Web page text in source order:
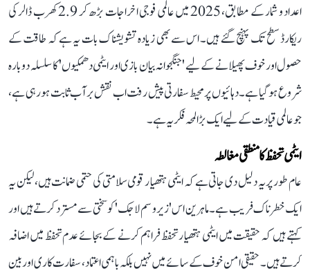
اعداد و شمار کے مطابق، 2025 میں عالمی فوجی اخراجات بڑھ کر 2.9 کھرب ڈالر کی
ریکارڈ سطح تک پہنچ گئے ہیں۔ اس سے بھی زیادہ تشویشناک بات یہ ہے کہ طاقت کے
حصول اور خوف پھیلانے کے لیے 'جنگجوانہ بیان بازی اور ایٹمی دھمکیوں' کا سلسلہ دوبارہ
شروع ہو گیا ہے۔ دہائیوں پر محیط سفارتی پیش رفت اب نقش بر آب ثابت ہو رہی ہے،
جو عالمی قیادت کے لیے ایک بڑا لمحہ فکریہ ہے۔
ایٹمی تحفظ کا منطقی مغالطہ
عام طور پر یہ دلیل دی جاتی ہے کہ ایٹمی ہتھیار قومی سلامتی کی حتمی ضمانت ہیں، لیکن یہ
ایک خطرناک فریب ہے۔ ماہرین اس 'زیرو سم لاجک' کو سختی سے مسترد کرتے ہیں اور
کہتے ہیں کہ حقیقت میں ایٹمی ہتھیار تحفظ فراہم کرنے کے بجائے عدم تحفظ میں اضافہ
کرتے ہیں۔ حقیقی امن خوف کے سائے میں نہیں بلکہ باہمی اعتماد، سفارت کاری اور بین